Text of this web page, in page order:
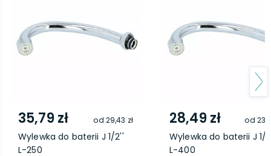
35,79 zł od 29,43 zł
Wylewka do baterii J 1/2''
L-250
28,49 zł od
Wylewka do baterii J 1/
L-400